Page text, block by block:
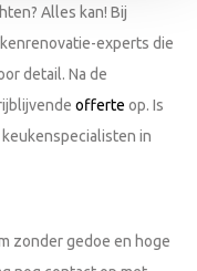
Alles kan! Bij
experts die
detail. Na de
offerte op. Is
in
zonder gedoe en hoge